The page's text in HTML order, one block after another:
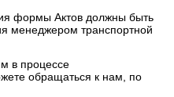
формы Актов должны быть
менеджером транспортной
в процессе
обращаться к нам, по